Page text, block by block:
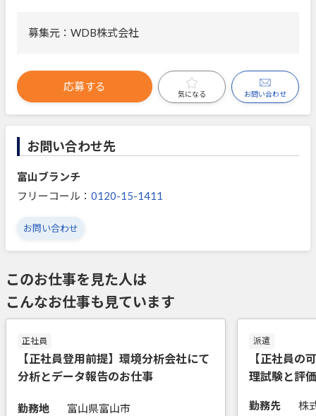
募集元：WDB株式会社
応募する
気になる お問い合わせ
お問い合わせ先
富山ブランチ
フリーコール： 0120-15-1411
お問い合わせ
このお仕事を見た人は
こんなお仕事も見ています
正社員
【正社員登用前提】環境分析会社にて
分析とデータ報告のお仕事
勤務地
富山県富山市
派遣
【正社員の
理試験と評
勤務先
株